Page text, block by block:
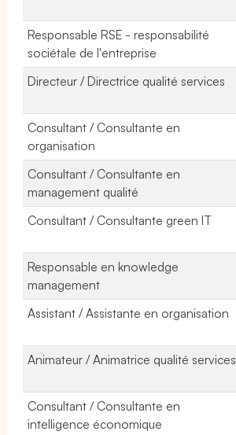
Responsable RSE - responsabilité
sociétale de l'entreprise
Directeur / Directrice qualité services
Consultant / Consultante en
organisation
Consultant / Consultante en
management qualité
Consultant / Consultante green IT
Responsable en knowledge
management
Assistant / Assistante en organisation
Animateur / Animatrice qualité services
Consultant / Consultante en
intelligence économique